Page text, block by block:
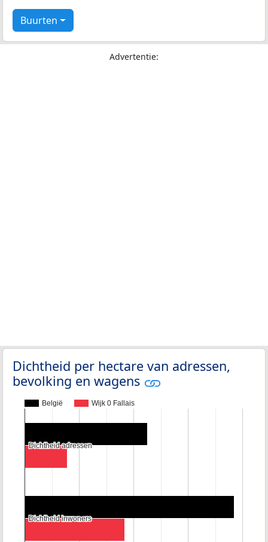
Buurten
Advertentie:
Dichtheid per hectare van adressen,
bevolking en wagens
België Wijk 0 Fallais
Dichtheid adressen
Dichtheid adressen
Dichtheid inwoners
Dichtheid inwoners